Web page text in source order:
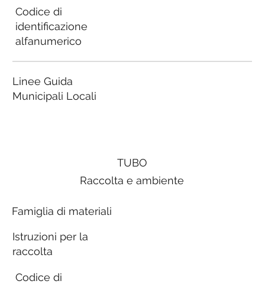
Codice di
identificazione
alfanumerico
Linee Guida
Municipali Locali
TUBO
Raccolta e ambiente
Famiglia di materiali
Istruzioni per la
raccolta
Codice di